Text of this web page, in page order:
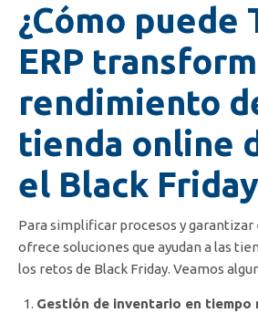
¿Cómo puede
ERP
rendimiento
tienda online
el Black
Para simplificar procesos y garantizar
ofrece soluciones que ayudan a las
los retos de Black Friday. Veamos
Gestión de inventario en